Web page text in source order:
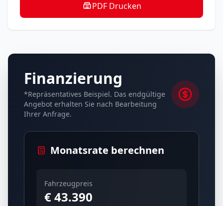
PDF Drucken
Finanzierung
*Repräsentatives Beispiel. Das endgültige
Angebot erhalten Sie nach Bearbeitung
Ihrer Anfrage.
Monatsrate berechnen
Fahrzeugpreis
€ 43.390